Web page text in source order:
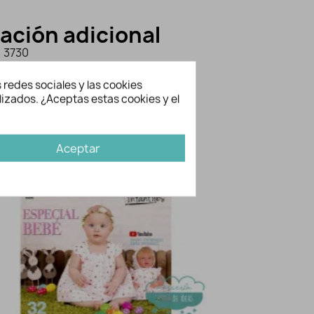
adicional
3730
sociales y las cookies
¿Aceptas estas cookies y el
Aceptar